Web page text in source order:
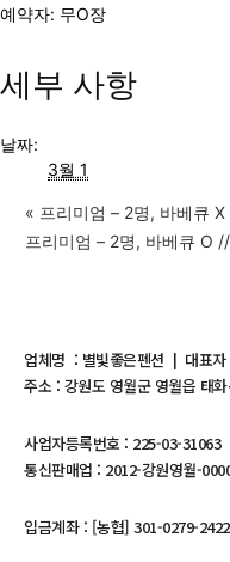
예약자: 무O장
세부 사항
날짜:
3월 1
« 프리미엄 – 2명, 바베큐
프리미엄 – 2명, 바베큐 O
업체명 : 별빛좋은펜션 | 대표자
주소 : 강원도 영월군 영월읍 태
사업자등록번호 : 225-03-31063
통신판매업 : 2012-강원영월-
입금계좌 : [농협] 301-0279-